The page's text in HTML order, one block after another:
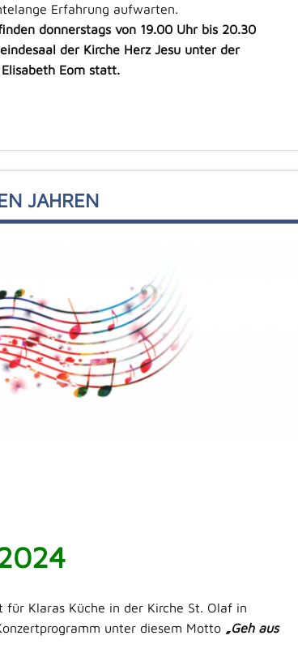
Erfahrung aufwarten.
donnerstags von 19.00 Uhr bis 20.30
der Kirche Herz Jesu unter der
Eomstatt.
JAHREN
für Klaras Küche in der Kirche St. Olaf in
unter diesem Motto „Geh aus